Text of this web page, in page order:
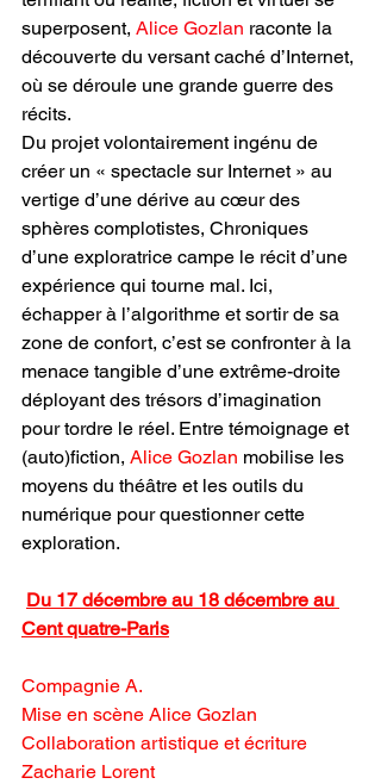
superposent, Alice Gozlan raconte la
découverte du versant caché d’Internet,
où se déroule une grande guerre des
récits.
Du projet volontairement ingénu de
créer un « spectacle sur Internet » au
vertige d’une dérive au cœur des
sphères complotistes, Chroniques
d’une exploratrice campe le récit d’une
expérience qui tourne mal. Ici,
échapper à l’algorithme et sortir de sa
zone de confort, c’est se confronter à la
menace tangible d’une extrême-droite
déployant des trésors d’imagination
pour tordre le réel. Entre témoignage et
(auto)fiction, Alice Gozlan mobilise les
moyens du théâtre et les outils du
numérique pour questionner cette
exploration.
Du 17 décembre au 18 décembre au
Cent quatre-Paris
Compagnie A.
Mise en scène Alice Gozlan
Collaboration artistique et écriture
Zacharie Lorent